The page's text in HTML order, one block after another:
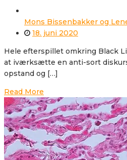
Mons Bissenbakker og
18. juni 2020
Hele efterspillet omkring Black
at iværksætte en anti-sort
opstand og […]
Read More